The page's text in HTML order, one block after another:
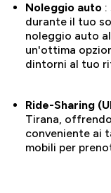
Noleggio auto :
durante il tuo
noleggio auto
un'ottima
dintorni al tuo
Ride-Sharing
Tirana,
conveniente ai
mobili per